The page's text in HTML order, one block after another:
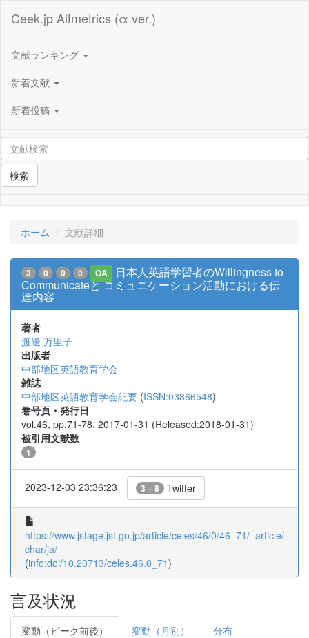
Ceek.jp Altmetrics (α ver.)
文献ランキング
新着文献
新着投稿
検索
ホーム 文献詳細
3 0 0 0 OA
日本人英語学習者のWillingness to
Communicateと コミュニケーション活動における伝
達内容
著者
渡邊 万里子
出版者
中部地区英語教育学会
雑誌
中部地区英語教育学会紀要 (ISSN:03866548)
巻号頁・発行日
vol.46, pp.71-78, 2017-01-31 (Released:2018-01-31)
被引用文献数
1
2023-12-03 23:36:23 3 + 8 Twitter
https://www.jstage.jst.go.jp/article/celes/46/0/46_71/_article/-
char/ja/
(info:doi/10.20713/celes.46.0_71)
言及状況
変動（ピーク前後） 変動（月別） 分布